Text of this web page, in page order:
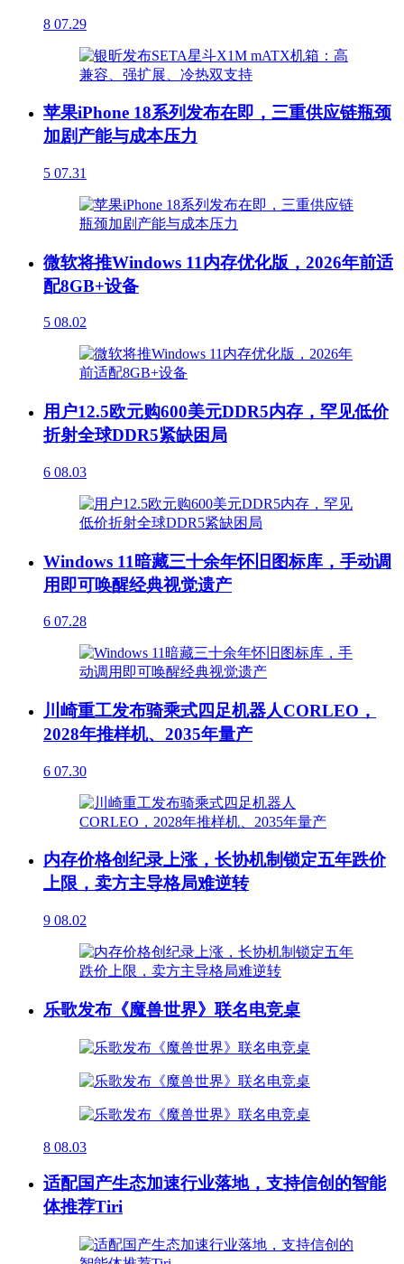
8 07.29
苹果iPhone 18系列发布在即，三重供应链瓶颈
加剧产能与成本压力
5 07.31
微软将推Windows 11内存优化版，2026年前适
配8GB+设备
5 08.02
用户12.5欧元购600美元DDR5内存，罕见低价
折射全球DDR5紧缺困局
6 08.03
Windows 11暗藏三十余年怀旧图标库，手动调
用即可唤醒经典视觉遗产
6 07.28
川崎重工发布骑乘式四足机器人CORLEO，
2028年推样机、2035年量产
6 07.30
内存价格创纪录上涨，长协机制锁定五年跌价
上限，卖方主导格局难逆转
9 08.02
乐歌发布《魔兽世界》联名电竞桌
8 08.03
适配国产生态加速行业落地，支持信创的智能
体推荐Tiri